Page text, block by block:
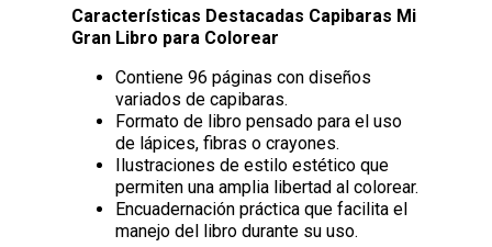
Características Destacadas Capibaras Mi
Gran Libro para Colorear
Contiene 96 páginas con diseños
variados de capibaras.
Formato de libro pensado para el uso
de lápices, fibras o crayones.
Ilustraciones de estilo estético que
permiten una amplia libertad al colorear.
Encuadernación práctica que facilita el
manejo del libro durante su uso.